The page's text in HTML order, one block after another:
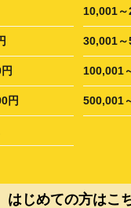
10,001
30,001～
100,001
円 500,001
はじめての方はこ